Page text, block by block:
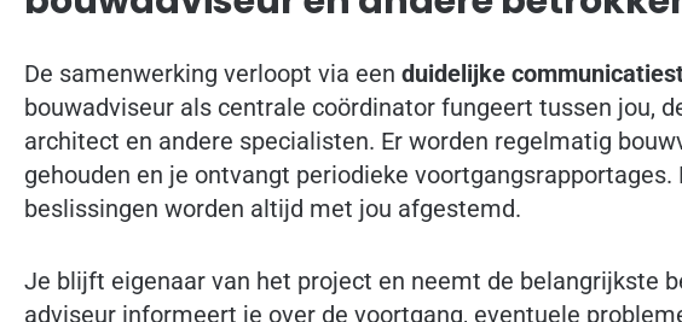
De samenwerking verloopt via een duidelijke
bouwadviseur als centrale coördinator fungeert tussen jou,
architect en andere specialisten. Er worden regelmatig
gehouden en je ontvangt periodieke voortgangsrapportages.
beslissingen worden altijd met jou afgestemd.
Je blijft eigenaar van het project en neemt de belangrijkste
adviseur informeert je over de voortgang, eventuele